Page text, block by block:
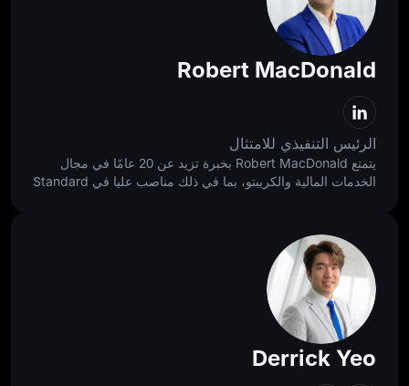
Robert MacDonald
الرئيس التنفيذي للامتثال
يتمتع Robert MacDonald بخبرة تزيد عن 20 عامًا في مجال
الخدمات المالية والكريبتو، بما في ذلك مناصب عليا في Standard
المسؤول، مع دعم نمو عالمي أسرع وأكثر صحة واستدامة.
Derrick Yeo